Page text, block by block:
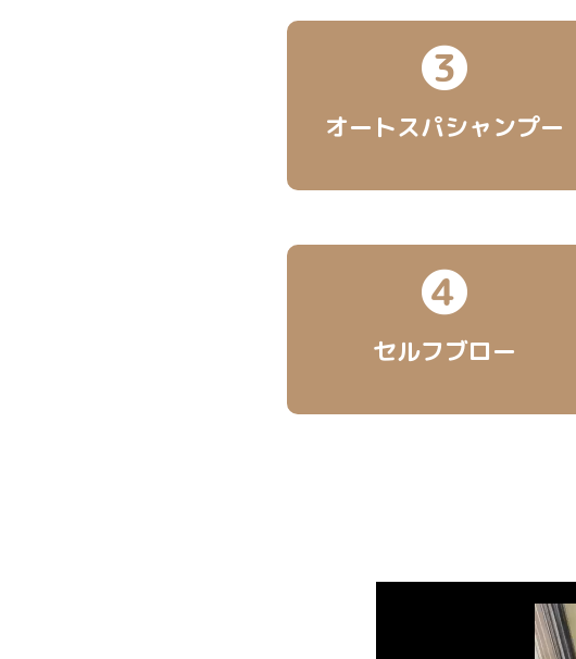
❸
オートスパシャンプー
❹
セルフブロー